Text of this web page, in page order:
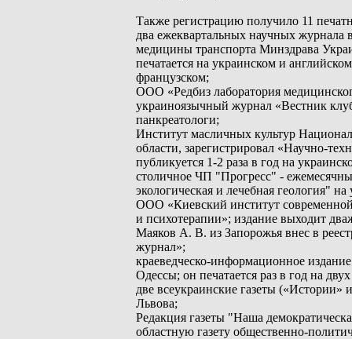
Также регистрацию получило 11
два ежеквартальных научных журнала
медицины транспорта Минздрава
печатается на украинском и
французском;
ООО «Редбиз лаборатория
украиноязычный журнал «Вестник
панкреатологи;
Институт масличных культур
области, зарегистрировал «Научно-
публикуется 1-2 раза в год на
столичное ЧП "Прогресс" -
экологическая и лечебная геология"
ООО «Киевский институт
и психотерапии»; издание выходит
Маяков А. В. из Запорожья внес в
журнал»;
краеведческо-информационное
Одессы; он печатается раз в год на
две всеукраинские газеты
Львова;
Редакция газеты "Наша
областную газету общественно-